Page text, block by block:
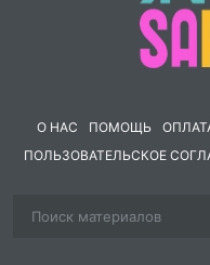
Если выпал символ
окружающую среду
выпадают на кубике.
Затем участники
предложить идеи для
О НАС ПОМОЩЬ
ПОЛЬЗОВАТЕЛЬСКОЕ